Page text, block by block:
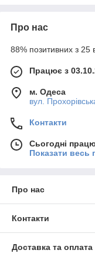
Про нас
88% позитивних з 25
Працює з
м. Одеса
вул.
Контакти
Сьогодні
Показати весь
Про нас
Контакти
Доставка та оплата